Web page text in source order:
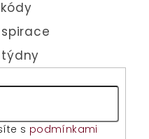
s podmínkami